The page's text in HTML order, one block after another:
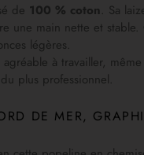
de 100 % coton. Sa
une main nette et
légères.
à travailler,
plus professionnel.
DE MER,